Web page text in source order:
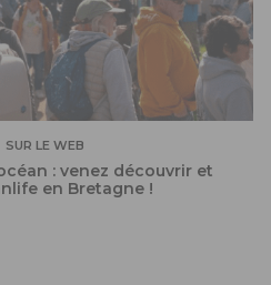
SUR LE WEB
: venez découvrir et
en Bretagne !